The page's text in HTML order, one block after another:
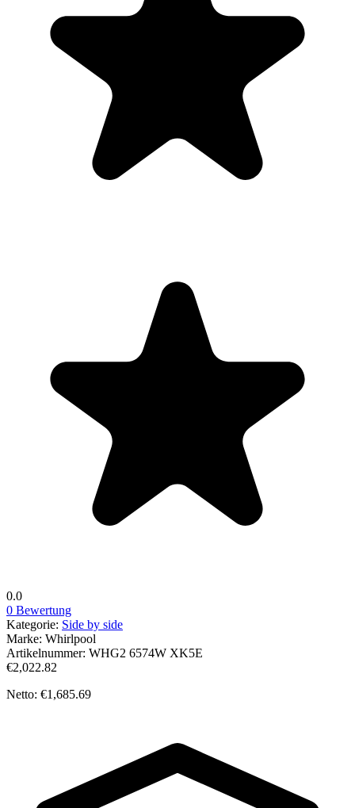
0.0
0 Bewertung
Kategorie: Side by side
Marke: Whirlpool
Artikelnummer: WHG2 6574W XK5E
€2,022.82
Netto: €1,685.69